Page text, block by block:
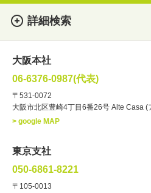
詳細検索
・性別
・ジャンル
ナレーター
・年齢
大阪本社
06-6376-0987(代表)
〒531-0072
大阪市北区豊崎4丁目6番26号 Alte Casa (
> google MAP
東京支社
050-6861-8221
〒105-0013